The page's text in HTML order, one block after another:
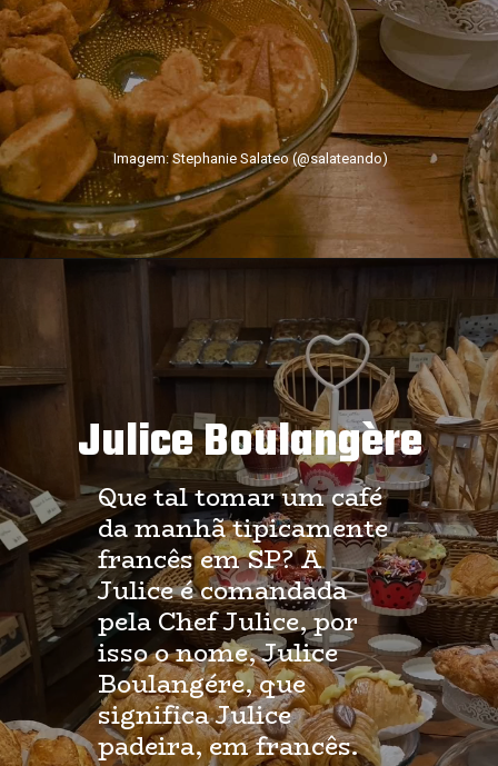
Imagem: Stephanie Salateo (@salateando)
Julice Boulangère
Que tal tomar um café
da manhã tipicamente
francês em SP? A
Julice é comandada
pela Chef Julice, por
isso o nome, Julice
Boulangére, que
significa Julice
padeira, em francês.